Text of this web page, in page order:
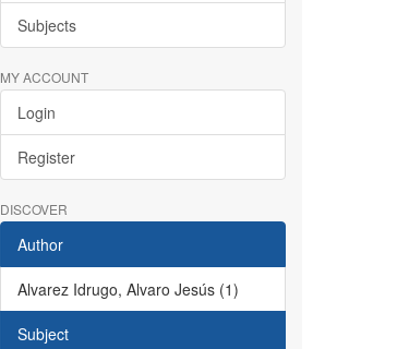
Subjects
MY ACCOUNT
Login
Register
DISCOVER
Author
Alvarez Idrugo, Alvaro Jesús (1)
Subject